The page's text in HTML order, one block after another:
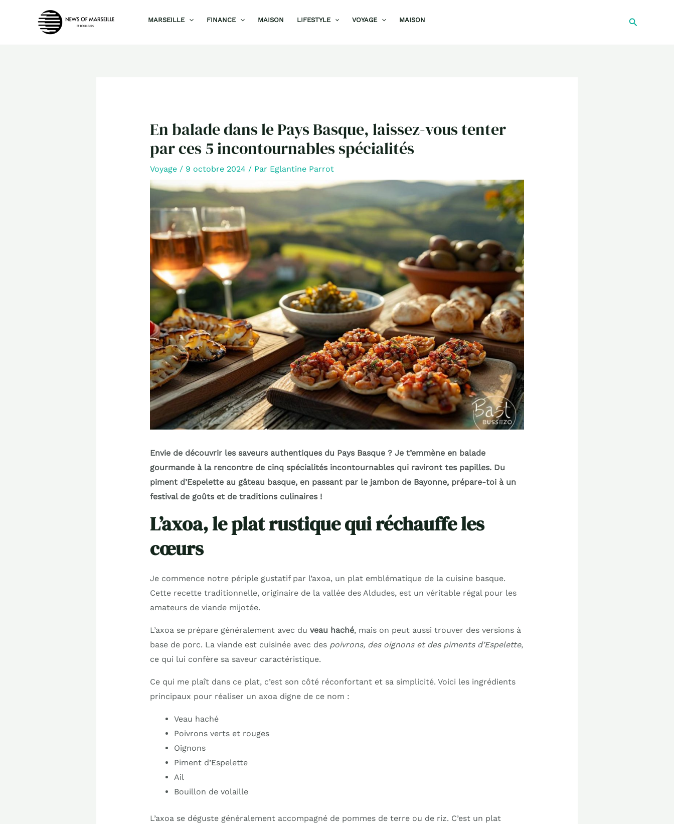
MARSEILLE FINANCE MAISON LIFESTYLE VOYAGE MAISON
En balade dans le Pays Basque, laissez-vous tenter
par ces 5 incontournables spécialités
Voyage/ 9 octobre 2024 / Par Eglantine Parrot
Envie de découvrir les saveurs authentiques du Pays Basque ? Je t’emmène en balade
gourmande à la rencontre de cinq spécialités incontournables qui raviront tes papilles. Du
piment d’Espelette au gâteau basque, en passant par le jambon de Bayonne, prépare-toi à un
festival de goûts et de traditions culinaires !
L’axoa, le plat rustique qui réchauffe les
cœurs
Je commence notre périple gustatif par l’axoa, un plat emblématique de la cuisine basque.
Cette recette traditionnelle, originaire de la vallée des Aldudes, est un véritable régal pour les
amateurs de viande mijotée.
L’axoa se prépare généralement avec du veau haché, mais on peut aussi trouver des versions à
base de porc. La viande est cuisinée avec des poivrons, des oignons et des piments d’Espelette,
ce qui lui confère sa saveur caractéristique.
Ce qui me plaît dans ce plat, c’est son côté réconfortant et sa simplicité. Voici les ingrédients
principaux pour réaliser un axoa digne de ce nom :
Veau haché
Poivrons verts et rouges
Oignons
Piment d’Espelette
Ail
Bouillon de volaille
L’axoa se déguste généralement accompagné de pommes de terre ou de riz. C’est un plat